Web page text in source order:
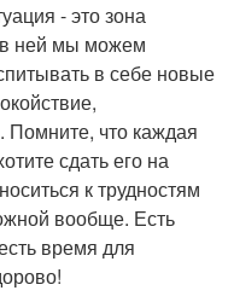
- это зона
ней мы можем
в себе новые
Помните, что каждая
сдать его на
к трудностям
вообще. Есть
время для